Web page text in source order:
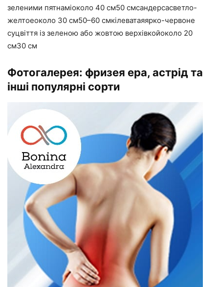
зеленими пятнаміоколо 40 см50 смсандерсасветло-
желтоеоколо 30 см50–60 смкілеватаяярко-червоне
суцвіття із зеленою або жовтою верхівкойоколо 20
см30 см
Фотогалерея: фризея ера, астрід та
інші популярні сорти